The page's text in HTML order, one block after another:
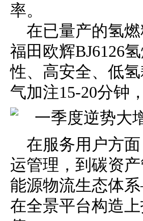
率。
在已量产的氢
福田欧辉BJ6126
性、高安全、低
气加注15-20分钟
在服务用户方
运管理，到碳资
能源物流生态体
在全景平台构造